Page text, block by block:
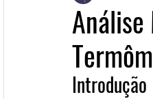
Introdução